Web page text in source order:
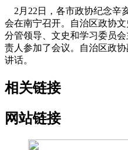
2月22日，各市政协纪念辛
会在南宁召开。自治区政协
分管领导、文史和学习委员
责人参加了会议。自治区政
讲话。
相关链接
网站链接